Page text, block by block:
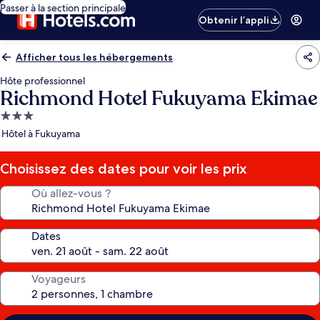
Passer à la section principale
Obtenir l’appli
Afficher tous les hébergements
Hôte professionnel
Richmond Hotel Fukuyama Ekimae
Hébergement
3.0 étoiles
Hôtel à Fukuyama
Choisissez des dates pour voir les prix
Où allez-vous ?
Dates
Voyageurs